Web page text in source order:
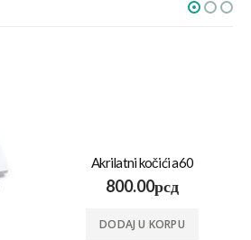
Akrilatni kočići a60
800.00рсд
DODAJ U KORPU